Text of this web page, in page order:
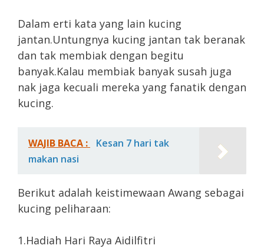
Dalam erti kata yang lain kucing
jantan.Untungnya kucing jantan tak beranak
dan tak membiak dengan begitu
banyak.Kalau membiak banyak susah juga
nak jaga kecuali mereka yang fanatik dengan
kucing.
WAJIB BACA :
Kesan 7 hari tak
makan nasi
Berikut adalah keistimewaan Awang sebagai
kucing peliharaan:
1.Hadiah Hari Raya Aidilfitri